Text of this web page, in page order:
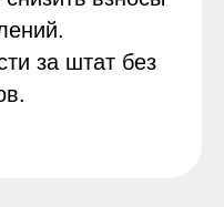
за штат без